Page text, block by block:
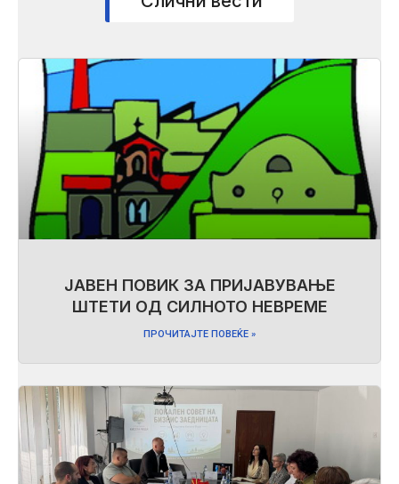
ЈАВЕН ПОВИК ЗА ПРИЈАВУВАЊЕ
ШТЕТИ ОД СИЛНОТО НЕВРЕМЕ
ПРОЧИТАЈТЕ ПОВЕЌЕ »